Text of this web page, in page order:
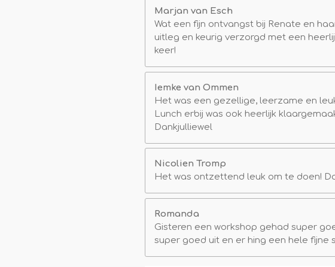
Marjan van Esch
Wat een fijn ontvangst bij Renate en
uitleg en keurig verzorgd met een
keer!
Iemke van Ommen
Het was een gezellige, leerzame en
Lunch erbij was ook heerlijk
Dankjulliewel
Nicolien Tromp
Het was ontzettend leuk om te doen!
Romanda
Gisteren een workshop gehad super
super goed uit en er hing een hele fijne